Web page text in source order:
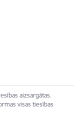
aizsargātas.
visas tiesības